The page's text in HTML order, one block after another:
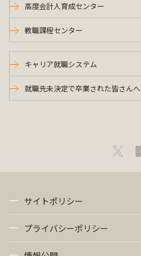
高度会計人育成センター
教職課程センター
キャリア就職システム
就職先未決定で卒業された皆さんへ
サイトポリシー
プライバシーポリシー